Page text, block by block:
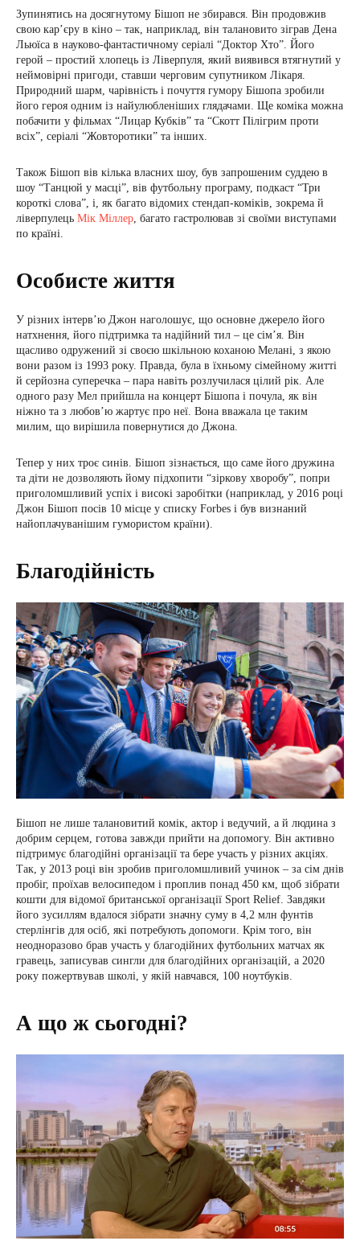
Зупинятись на досягнутому Бішоп не збирався. Він продовжив
свою кар’єру в кіно – так, наприклад, він талановито зіграв Дена
Льюїса в науково-фантастичному серіалі “Доктор Хто”. Його
герой – простий хлопець із Ліверпуля, який виявився втягнутий у
неймовірні пригоди, ставши черговим супутником Лікаря.
Природний шарм, чарівність і почуття гумору Бішопа зробили
його героя одним із найулюбленіших глядачами. Ще коміка можна
побачити у фільмах “Лицар Кубків” та “Скотт Пілігрим проти
всіх”, серіалі “Жовторотики” та інших.
Також Бішоп вів кілька власних шоу, був запрошеним суддею в
шоу “Танцюй у масці”, вів футбольну програму, подкаст “Три
короткі слова”, і, як багато відомих стендап-коміків, зокрема й
ліверпулець Мік Міллер , багато гастролював зі своїми виступами
по країні.
Особисте життя
У різних інтерв’ю Джон наголошує, що основне джерело його
натхнення, його підтримка та надійний тил – це сім’я. Він
щасливо одружений зі своєю шкільною коханою Мелані, з якою
вони разом із 1993 року. Правда, була в їхньому сімейному житті
й серйозна суперечка – пара навіть розлучилася цілий рік. Але
одного разу Мел прийшла на концерт Бішопа і почула, як він
ніжно та з любов’ю жартує про неї. Вона вважала це таким
милим, що вирішила повернутися до Джона.
Тепер у них троє синів. Бішоп зізнається, що саме його дружина
та діти не дозволяють йому підхопити “зіркову хворобу”, попри
приголомшливий успіх і високі заробітки (наприклад, у 2016 році
Джон Бішоп посів 10 місце у списку Forbes і був визнаний
найоплачуванішим гумористом країни).
Благодійність
Бішоп не лише талановитий комік, актор і ведучий, а й людина з
добрим серцем, готова завжди прийти на допомогу. Він активно
підтримує благодійні організації та бере участь у різних акціях.
Так, у 2013 році він зробив приголомшливий учинок – за сім днів
пробіг, проїхав велосипедом і проплив понад 450 км, щоб зібрати
кошти для відомої британської організації Sport Relief. Завдяки
його зусиллям вдалося зібрати значну суму в 4,2 млн фунтів
стерлінгів для осіб, які потребують допомоги. Крім того, він
неодноразово брав участь у благодійних футбольних матчах як
гравець, записував сингли для благодійних організацій, а 2020
року пожертвував школі, у якій навчався, 100 ноутбуків.
А що ж сьогодні?